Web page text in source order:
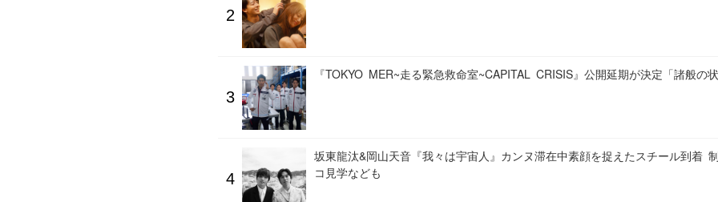
『TOKYO MER~走る緊急救命室~CAPITAL CRISIS』公開延期が決定「諸般の
坂東龍汰&岡山天音『我々は宇宙人』カンヌ滞在中素顔を捉えたスチール到着
コ見学なども